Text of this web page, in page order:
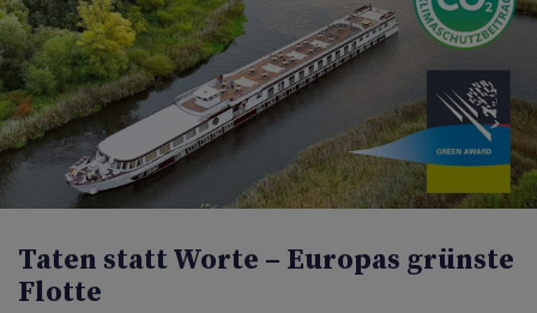
Taten statt Worte – Europas grünste
Flotte